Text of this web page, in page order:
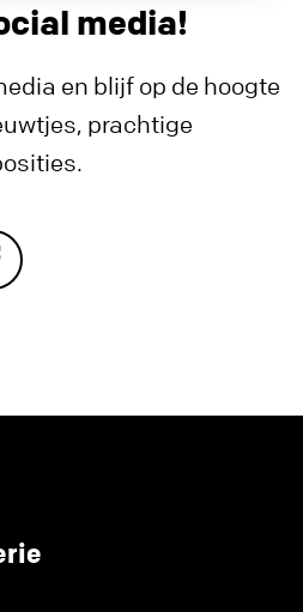
media!
en blijf op de hoogte
prachtige